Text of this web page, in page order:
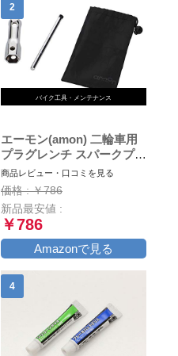
バイク工具・メンテナンス
エーモン(amon) 二輪車用
プラグレンチ スパークプラ
グレンチ バイク用
(16mm・18mm・21mmに
対応) 収納袋付 8844
商品レビュー・口コミを見る
価格 : ￥786
新品最安値 :
￥786
Amazonで見る